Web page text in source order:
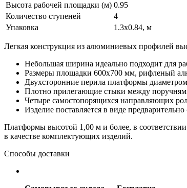
Высота рабочей площадки (м) 0.95
Количество ступеней
4
Упаковка
1.3x0.84, м
Легкая конструкция из алюминиевых профилей
Небольшая ширина идеально подходит для
Размеры площадки 600х700 мм, рифленый
Двухсторонние перила платформы
Плотно прилегающие стыки между
Четыре самостопорящихся направляющих
Изделие поставляется в виде
Платформы высотой 1,00 м и более, в
в качестве комплектующих изделий.
Способы доставки